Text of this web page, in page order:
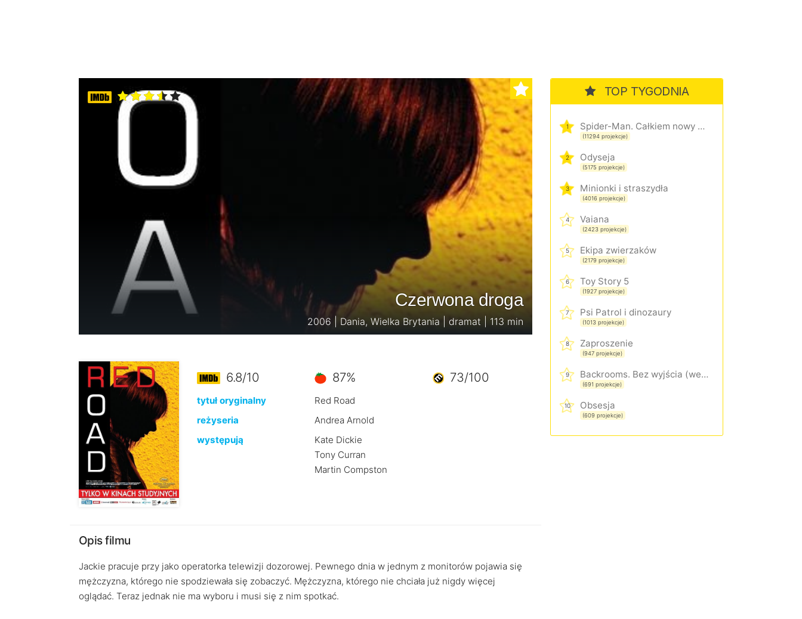
Czerwona droga
2006 | Dania, Wielka Brytania | dramat | 113 min
6.8/10 87% 73/100
tytuł oryginalny
Red Road
reżyseria
Andrea Arnold
występują
Kate Dickie
Tony Curran
Martin Compston
Opis filmu
Jackie pracuje przy jako operatorka telewizji dozorowej. Pewnego dnia w jednym z monitorów pojawia się
mężczyzna, którego nie spodziewała się zobaczyć. Mężczyzna, którego nie chciała już nigdy więcej
oglądać. Teraz jednak nie ma wyboru i musi się z nim spotkać.
TOP TYGODNIA
1 Spider-Man. Całkiem nowy dzień
(11294 projekcje)
2 Odyseja
(5175 projekcje)
3 Minionki i straszydła
(4016 projekcje)
4 Vaiana
(2423 projekcje)
5 Ekipa zwierzaków
(2179 projekcje)
6 Toy Story 5
(1927 projekcje)
7 Psi Patrol i dinozaury
(1013 projekcje)
8 Zaproszenie
(947 projekcje)
9 Backrooms. Bez wyjścia (wersja rozszerzona)
(691 projekcje)
10 Obsesja
(609 projekcje)